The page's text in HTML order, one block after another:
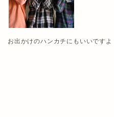
お出かけのハンカチにもいいですよ